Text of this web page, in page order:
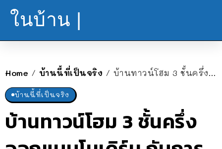
ในบ้าน |
Home / บ้านนี้ที่เป็นจริง / บ้านทาวน์โฮม 3 ชั้นครึ่ง ออกแบบโมเดิร์น กับการแต่งภายในสวยๆ เหมือนหลุดจากเทพนิยาย
บ้านนี้ที่เป็นจริง
บ้านทาวน์โฮม 3 ชั้นครึ่ง